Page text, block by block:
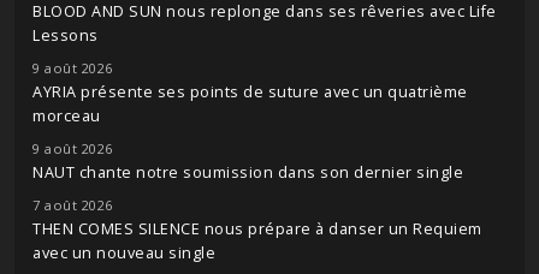
BLOOD AND SUN nous replonge dans ses rêveries avec Life
Lessons
9 août 2026
AYRIA présente ses points de suture avec un quatrième
morceau
9 août 2026
NAUT chante notre soumission dans son dernier single
7 août 2026
THEN COMES SILENCE nous prépare à danser un Requiem
avec un nouveau single